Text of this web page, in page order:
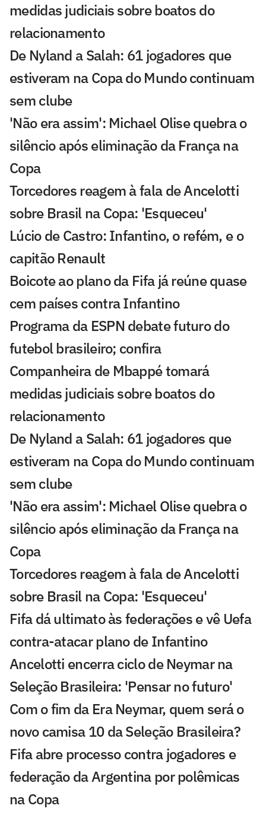
medidas judiciais sobre boatos do
relacionamento
De Nyland a Salah: 61 jogadores que
estiveram na Copa do Mundo continuam
sem clube
'Não era assim': Michael Olise quebra o
silêncio após eliminação da França na
Copa
Torcedores reagem à fala de Ancelotti
sobre Brasil na Copa: 'Esqueceu'
Lúcio de Castro: Infantino, o refém, e o
capitão Renault
Boicote ao plano da Fifa já reúne quase
cem países contra Infantino
Programa da ESPN debate futuro do
futebol brasileiro; confira
Companheira de Mbappé tomará
medidas judiciais sobre boatos do
relacionamento
De Nyland a Salah: 61 jogadores que
estiveram na Copa do Mundo continuam
sem clube
'Não era assim': Michael Olise quebra o
silêncio após eliminação da França na
Copa
Torcedores reagem à fala de Ancelotti
sobre Brasil na Copa: 'Esqueceu'
Fifa dá ultimato às federações e vê Uefa
contra-atacar plano de Infantino
Ancelotti encerra ciclo de Neymar na
Seleção Brasileira: 'Pensar no futuro'
Com o fim da Era Neymar, quem será o
novo camisa 10 da Seleção Brasileira?
Fifa abre processo contra jogadores e
federação da Argentina por polêmicas
na Copa